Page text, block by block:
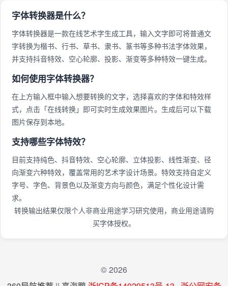
字体转换器是什么？
字体转换器是一款在线艺术字生成工具，输入文字即可将普通文
字转换为楷书、行书、草书、隶书、篆书等多种书法字体效果，
并支持抖音特效、空心轮廓、投影、渐变等多种特效一键生成。
如何使用字体转换器？
在上方输入框中输入想要转换的文字，选择喜欢的字体和特效样
式，点击「在线转换」即可实时生成效果图片。生成后可以下载
图片保存到本地。
支持哪些字体特效？
目前支持纯色、抖音特效、空心轮廓、立体投影、线性渐变、径
向渐变六种特效，覆盖常用的艺术字设计场景。特效支持自定义
字号、字色、背景色以及渐变方向与颜色，满足个性化设计需
求。
转换输出结果仅限个人非商业用途学习研究使用，商业用途请购
买字体授权。
© 2026